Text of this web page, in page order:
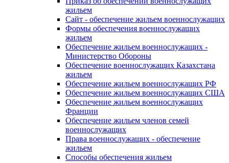
жильем
Сайт - обеспечение жильем военнослужащих
Формы обеспечения военнослужащих
жильем
Обеспечение жильем военнослужащих -
Министерство Обороны
Обеспечение военнослужащих Казахстана
жильем
Обеспечение жильем военнослужащих РФ
Обеспечение жильем военнослужащих США
Обеспечение жильем военнослужащих
Франции
Обеспечение жильем членов семей
военнослужащих
Права военнослужащих - обеспечение
жильем
Способы обеспечения жильем